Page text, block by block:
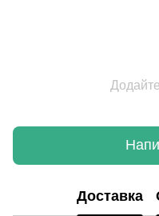
Доставка